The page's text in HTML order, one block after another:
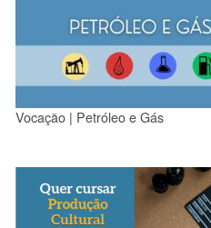
Vocação | Petróleo e Gás